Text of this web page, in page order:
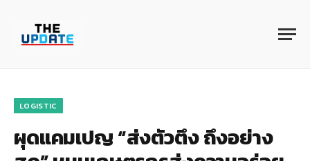
LOGISTIC
ผุดแคมเปญ “ส่งตัวตึง ถึงอย่าง